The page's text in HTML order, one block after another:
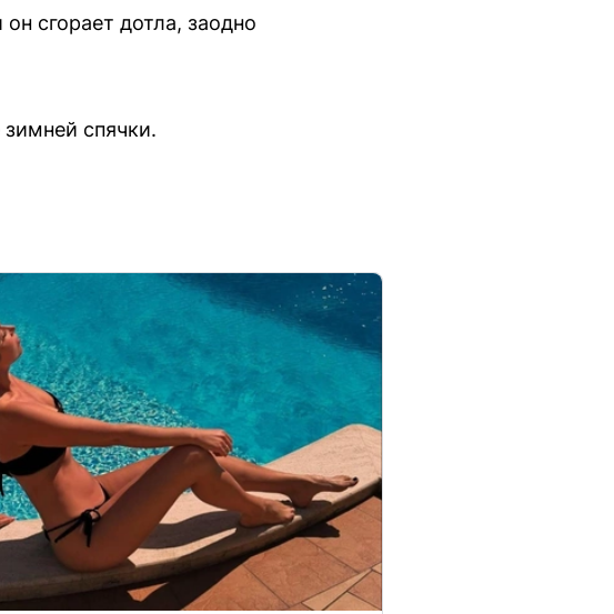
сгорает дотла, заодно
спячки.